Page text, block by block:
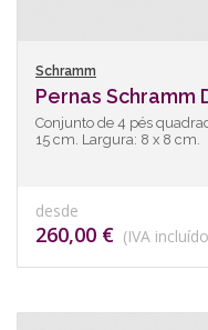
Schramm
Pernas Schramm
Conjunto de 4 pés
15 cm. Largura: 8 x 8 cm.
desde
260,00 € (IVA